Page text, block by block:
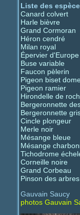
Liste des
Canard colvert
Harle bièvre
Grand Cormoran
Héron cendré
Milan royal
Épervier d'Europe
Buse variable
Faucon pèlerin
Pigeon biset
Pigeon ramier
Hirondelle de
Bergeronnette
Bergeronnette
Cincle plongeur
Merle noir
Mésange bleue
Mésange
Tichodrome
Corneille noire
Grand Corbeau
Pinson des arbres
Gauvain Saucy
photos Gauvain